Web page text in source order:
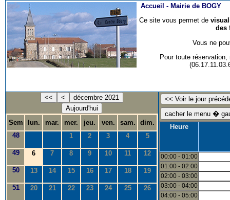
Accueil - Mairie de BOGY
Ce site vous permet de
des
Vous ne
Pour toute
<< <
décembre 2021
Aujourd'hui
Sem
lun. mar. mer. jeu. ven. sam.
dim.
48
1 2 3 4 5
49 6 7 8 9 10 11 12
50 13 14 15 16 17 18 19
51 20 21 22 23 24 25 26
Heure
00:00 - 01:00
01:00 - 02:00
02:00 - 03:00
03:00 - 04:00
04:00 - 05:00